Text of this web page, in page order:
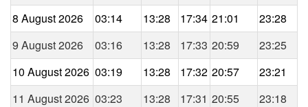
8 August 2026
03:14 13:28 17:34 21:01
23:28
9 August 2026
03:16 13:28 17:33 20:59
23:25
10 August 2026 03:19 13:28 17:32 20:57
23:21
11 August 2026 03:23 13:28 17:31 20:55
23:18